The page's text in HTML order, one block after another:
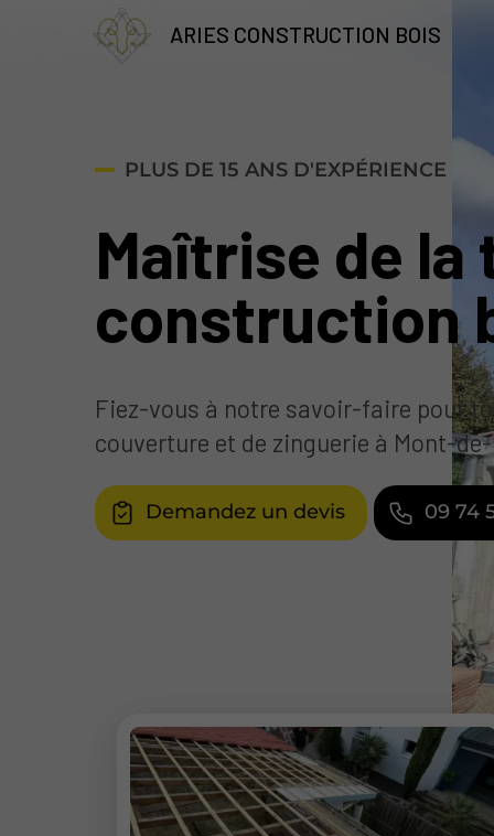
ARIES CONSTRUCTION BOIS
PLUS DE 15 ANS D'EXPÉRIENCE
Maîtrise de
construction
Fiez-vous à notre savoir-faire pour
couverture et de zinguerie à Mont-
Demandez un devis 09 74